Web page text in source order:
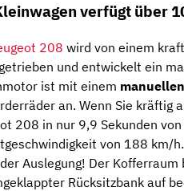
verfügt über
208 wird von einem
und entwickelt ein
ist mit einem
an. Wenn Sie kräftig
208 in nur 9,9 Sekunden
von 188 km/
Auslegung! Der
Rücksitzbank auf